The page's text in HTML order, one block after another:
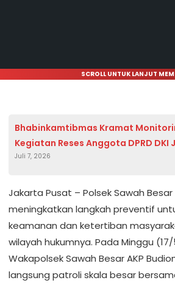
SCROLL UNTUK LANJUT
Bhabinkamtibmas Kramat
Kegiatan Reses Anggota DPRD DKI
di Senen
Juli 7, 2026
Jakarta Pusat – Polsek Sawah
meningkatkan langkah preventif
keamanan dan ketertiban
wilayah hukumnya. Pada Minggu
Wakapolsek Sawah Besar AKP
langsung patroli skala besar